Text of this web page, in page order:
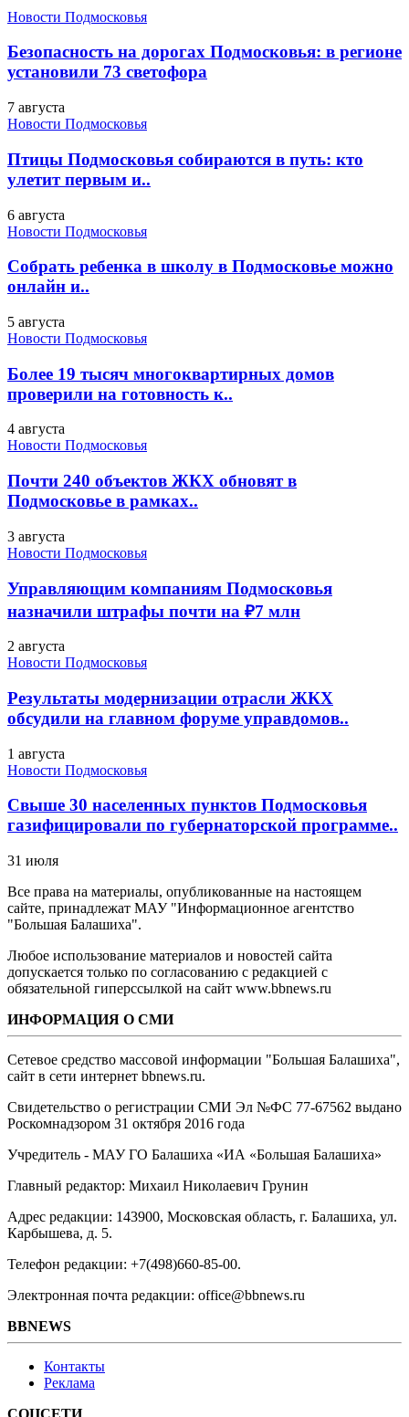
Новости Подмосковья
Безопасность на дорогах Подмосковья: в регионе
установили 73 светофора
7 августа
Новости Подмосковья
Птицы Подмосковья собираются в путь: кто
улетит первым и..
6 августа
Новости Подмосковья
Собрать ребенка в школу в Подмосковье можно
онлайн и..
5 августа
Новости Подмосковья
Более 19 тысяч многоквартирных домов
проверили на готовность к..
4 августа
Новости Подмосковья
Почти 240 объектов ЖКХ обновят в
Подмосковье в рамках..
3 августа
Новости Подмосковья
Управляющим компаниям Подмосковья
назначили штрафы почти на ₽7 млн
2 августа
Новости Подмосковья
Результаты модернизации отрасли ЖКХ
обсудили на главном форуме управдомов..
1 августа
Новости Подмосковья
Свыше 30 населенных пунктов Подмосковья
газифицировали по губернаторской программе..
31 июля
Все права на материалы, опубликованные на настоящем
сайте, принадлежат МАУ "Информационное агентство
"Большая Балашиха".
Любое использование материалов и новостей сайта
допускается только по согласованию с редакцией с
обязательной гиперссылкой на сайт www.bbnews.ru
ИНФОРМАЦИЯ О СМИ
Сетевое средство массовой информации "Большая Балашиха",
сайт в сети интернет bbnews.ru.
Свидетельство о регистрации СМИ Эл №ФС ‎77-67562 выдано
Роскомнадзором 31 октября 2016 года
Учредитель - МАУ ГО Балашиха «ИА «Большая Балашиха»
Главный редактор: Михаил Николаевич Грунин
Адрес редакции: 143900, Московская область, г. Балашиха, ул.
Карбышева, д. 5.
Телефон редакции: +7(498)660-85-00.
Электронная почта редакции: office@bbnews.ru
BBNEWS
Контакты
Реклама